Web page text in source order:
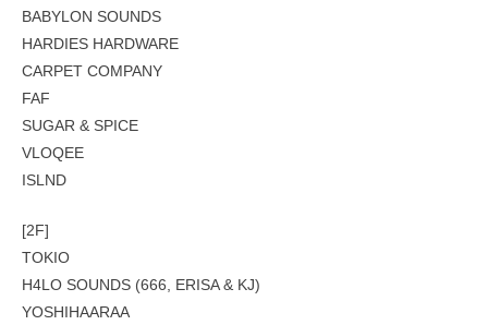
BABYLON SOUNDS
HARDIES HARDWARE
CARPET COMPANY
FAF
SUGAR & SPICE
VLOQEE
ISLND
[2F]
TOKIO
H4LO SOUNDS (666, ERISA & KJ)
YOSHIHAARAA